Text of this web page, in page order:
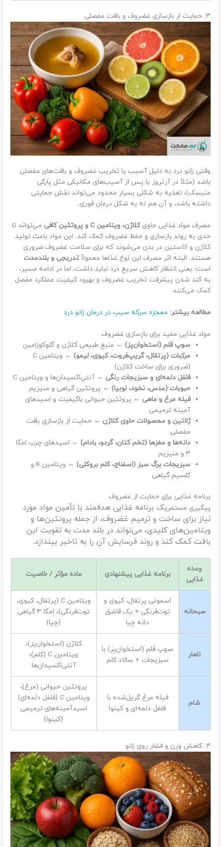
۳. حمایت از بازسازی غضروف و بافت مفصلی
وقتی زانو درد به دلیل آسیب یا تخریب غضروف و بافت‌های مفصلی
باشد (مثلاً در آرتروز یا پس از آسیب‌های مکانیکی مثل پارگی
منیسک)، تغذیه به شکلی بسیار محدود می‌تواند نقش حمایتی
داشته باشد، و آن هم نه به شکل درمان فوری.
مصرف مواد غذایی حاویکلاژن، ویتامین C و پروتئین کافی
می‌تواند تا
حدی به روند بازسازی و حفظ غضروف کمک کند. این مواد باعث تولید
کلاژن و الاستین در بدن می‌شوند که برای سلامت غضروف ضروری‌
هستند. البته اثر مصرف این نوع غذاها معمولاًتدریجی و بلندمدت
است؛ یعنی انتظار کاهش سریع درد نباید داشت، اما در ادامه مسیر،
به کند شدن پیشرفت تخریب غضروف و بهبود کیفیت عملکرد مفصل
کمک می‌کنند.
مطالعه بیشتر: معجزه سرکه سیب در درمان زانو درد
مواد غذایی مفید برای بازسازی غضروف
سوپ قلم (استخوان‌پز) ← منبع طبیعی کلاژن و گلوکوزامین
مرکبات (پرتقال، گریپ‌فروت، کیوی، لیمو)
← ویتامین C
(ضروری برای ساخت کلاژن)
فلفل دلمه‌ای و سبزیجات رنگی ← آنتی‌اکسیدان‌ها و ویتامین C
حبوبات (عدس، نخود، لوبیا) ← پروتئین گیاهی و منیزیم
فیله مرغ و ماهی ← پروتئین حیوانی باکیفیت و اسیدهای
آمینه ترمیمی
ژلاتین و محصولات حاوی کلاژن ← حمایت از بازسازی بافت
مفصلی
دانه‌ها و مغزها (تخم کتان، گردو، بادام) ← اسیدهای چرب امگا
۳ و منیزیم
سبزیجات برگ سبز (اسفناج، کلم بروکلی)
← ویتامین K و
کلسیم گیاهی
برنامه غذایی برای حمایت از غضروف
پیگیری مستمر یک برنامه غذایی هدفمند با تأمین مواد مورد
نیاز برای ساخت و ترمیم غضروف، از جمله پروتئین‌ها و
ویتامین‌های کلیدی، می‌تواند در بلند مدت به تقویت این
بافت کمک کند و روند فرسایش آن را به تاخیر بیندازد.
وعده
غذایی
برنامه غذایی پیشنهادی ماده مؤثر / خاصیت
صبحانه
اسموتی پرتقال، کیوی و
توت‌فرنگی + یک قاشق
دانه چیا
ویتامین C (پرتقال، کیوی،
توت‌فرنگی)، امگا ۳ گیاهی
(چیا)
ناهار
سوپ قلم (استخوان‌پز) با
سبزیجات + سالاد کلم
کلاژن (استخوان‌پز)،
ویتامین C (کلم)،
آنتی‌اکسیدان‌ها
شام
فیله مرغ گریل‌شده با
فلفل دلمه‌ای و کینوا
پروتئین حیوانی (مرغ)،
ویتامین C (فلفل دلمه‌ای)
اسیدآمینه‌های ترمیمی
(کینوا)
۴. کاهش وزن و فشار روی زانو